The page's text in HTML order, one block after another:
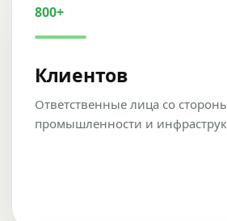
800+
Клиентов
Ответственные лица со
промышленности и